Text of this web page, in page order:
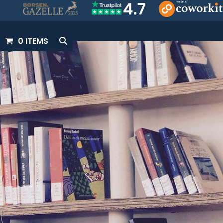
0 ITEMS